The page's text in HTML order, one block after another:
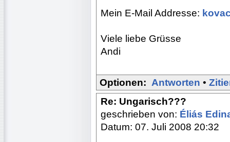
Mein E-Mail Addresse:
Viele liebe Grüsse
Andi
Optionen: Antworten •
Re: Ungarisch???
geschrieben von: Éliás
Datum: 07. Juli 2008 20:32